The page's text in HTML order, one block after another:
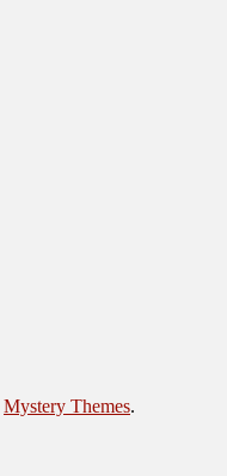
Mystery Themes.